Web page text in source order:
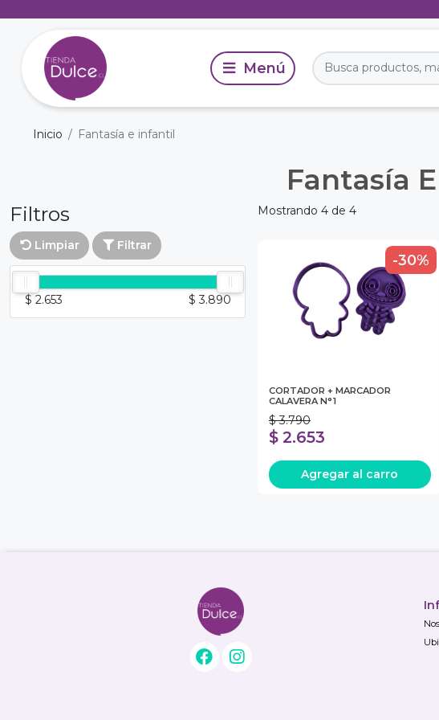
Inicio Fantasía e infantil
Fantasía
Filtros
Limpiar Filtrar
$ 2.653 $ 3.890
Mostrando 4 de 4
-30%
CORTADOR + MARCADOR
CALAVERA N°1
$ 3.790
$ 2.653
Agregar al carro